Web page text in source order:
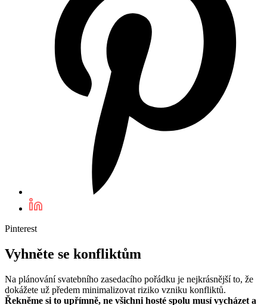
Pinterest
Vyhněte se konfliktům
Na plánování svatebního zasedacího pořádku je nejkrásnější to, že
dokážete už předem minimalizovat riziko vzniku konfliktů.
Řekněme si to upřímně, ne všichni hosté spolu musí vycházet a